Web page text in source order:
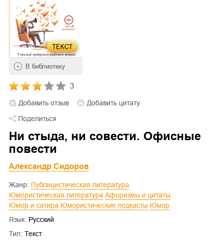
ТЕКСТ
В библиотеку
3
Добавить отзыв
Добавить цитату
Поделиться
Ни стыда, ни совести. Офисные
повести
Александр Сидоров
Жанр:
Публицистическая литература
Юмористическая литература
Афоризмы и цитаты
Юмор и сатира
Юмористические подкасты
Юмор
Язык: Русский
Тип: Текст